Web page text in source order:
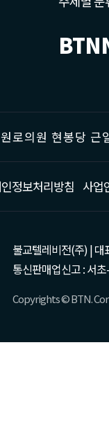
로의원 현봉당
정보처리방침 사업
불교텔레비전(주) | 대
통신판매업신고 : 서
Copyrights © BTN.